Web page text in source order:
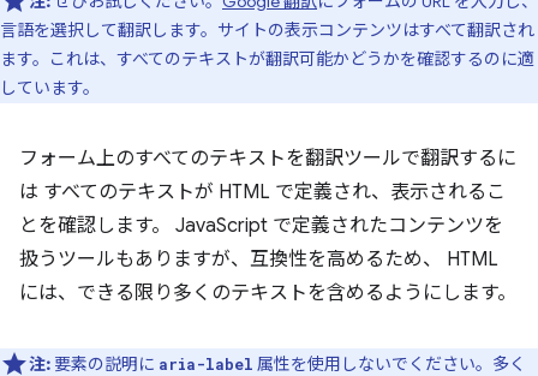
言語を選択して翻訳します。サイトの表示コンテンツはすべて翻訳され
ます。これは、すべてのテキストが翻訳可能かどうかを確認するのに適
しています。
フォーム上のすべてのテキストを翻訳ツールで翻訳するに
は すべてのテキストが HTML で定義され、表示されるこ
とを確認します。 JavaScript で定義されたコンテンツを
扱うツールもありますが、互換性を高めるため、 HTML
には、できる限り多くのテキストを含めるようにします。
注: 要素の説明に aria-label 属性を使用しないでください。多く